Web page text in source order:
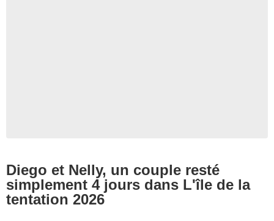
Diego et Nelly, un couple resté
simplement 4 jours dans L'île de la
tentation 2026